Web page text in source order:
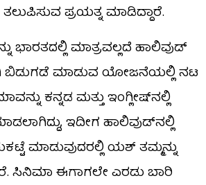
ಪ್ರಯತ್ನ ಮಾಡಿದ್ದಾರೆ.
ಭಾರತದಲ್ಲಿ ಮಾತ್ರವಲ್ಲದೆ ಹಾಲಿವುಡ್​​
ಬಿಡುಗಡೆ ಮಾಡುವ ಯೋಜನೆಯಲ್ಲಿ ನಟ
ಕನ್ನಡ ಮತ್ತು ಇಂಗ್ಲೀಷ್​​ನಲ್ಲಿ
ಇದೀಗ ಹಾಲಿವುಡ್​​ನಲ್ಲಿ
ಮಾಡುವುದರಲ್ಲಿ ಯಶ್ ತಮ್ಮನ್ನು
ಸಿನಿಮಾ ಈಗಾಗಲೇ ಎರಡು ಬಾರಿ